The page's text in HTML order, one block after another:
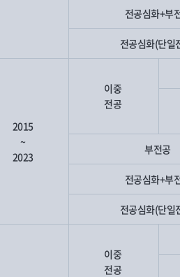
전공심화+부
전공심화(단일
2015
~
2023
이중
전공
부전공
전공심화+부
전공심화(단일
이중
전공